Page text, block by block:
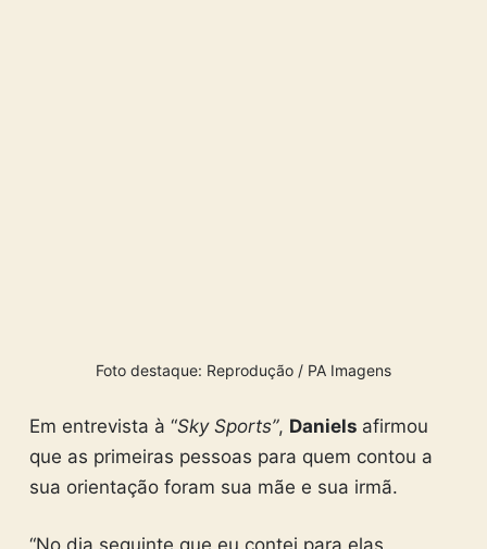
Foto destaque: Reprodução / PA Imagens
Em entrevista à “Sky Sports”, Daniels afirmou
que as primeiras pessoas para quem contou a
sua orientação foram sua mãe e sua irmã.